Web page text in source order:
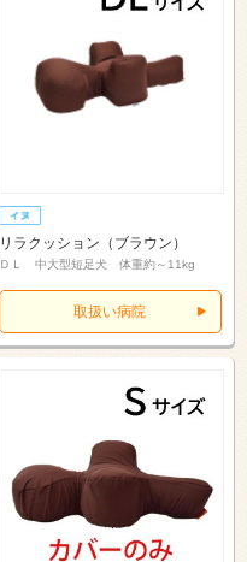
リラクッション（ブラウン）
ＤＬ 中大型短足犬 体重約～11kg
取扱い病院